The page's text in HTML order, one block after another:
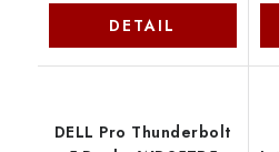
DETAIL
DELL Pro Thunderbolt